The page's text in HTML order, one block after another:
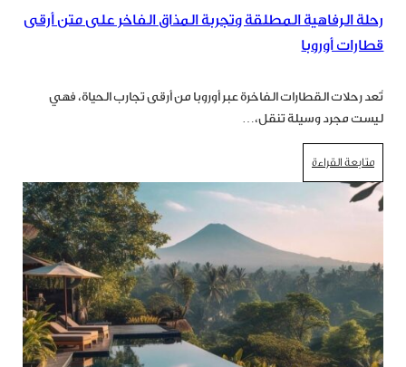
رحلة الرفاهية المطلقة وتجربة المذاق الفاخر على متن أرقى
قطارات أوروبا
تُعد رحلات القطارات الفاخرة عبر أوروبا من أرقى تجارب الحياة، فهي
ليست مجرد وسيلة تنقل،…
متابعة القراءة